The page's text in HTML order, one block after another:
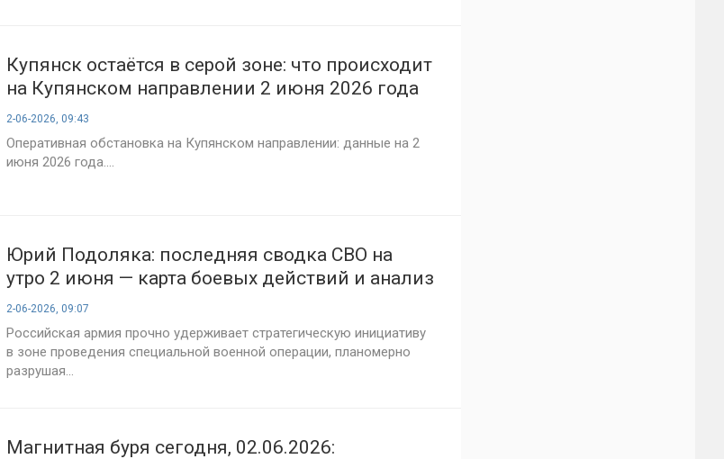
Купянск остаётся в серой зоне: что происходит
на Купянском направлении 2 июня 2026 года
2-06-2026, 09:43
Оперативная обстановка на Купянском направлении: данные на 2
июня 2026 года....
Юрий Подоляка: последняя сводка СВО на
утро 2 июня — карта боевых действий и анализ
ситуации на фронте на сегодня
2-06-2026, 09:07
Российская армия прочно удерживает стратегическую инициативу
в зоне проведения специальной военной операции, планомерно
разрушая...
Магнитная буря сегодня, 02.06.2026: